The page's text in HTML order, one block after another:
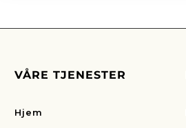
VÅRE TJENESTER
Hjem